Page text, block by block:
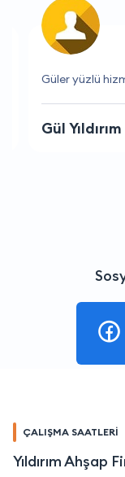
Güler yüzlü
Gül Yıldırım
ÇALIŞMA SAATLERİ
Yıldırım Ahşap